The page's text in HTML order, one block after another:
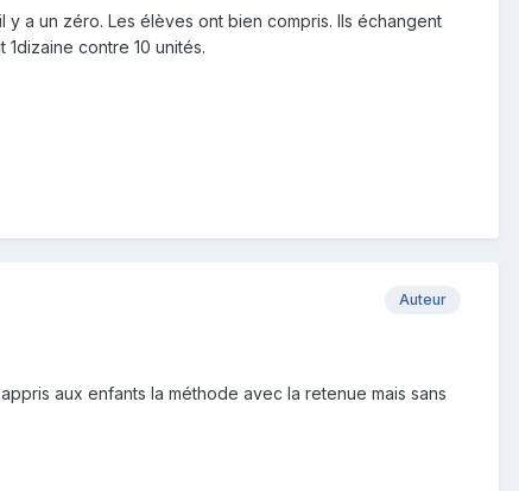
a un zéro. Les élèves ont bien compris. Ils échangent
contre 10 unités.
Auteur
aux enfants la méthode avec la retenue mais sans